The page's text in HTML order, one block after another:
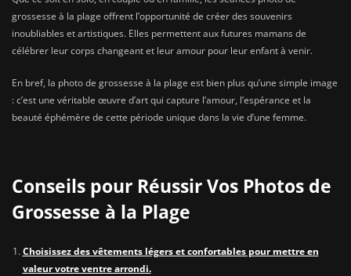
grossesse à la plage offrent l’opportunité de créer des souvenirs
inoubliables et artistiques. Elles permettent aux futures mamans de
célébrer leur corps changeant et leur amour pour leur enfant à venir.
En bref, la photo de grossesse à la plage est bien plus qu’une simple image
: c’est une véritable œuvre d’art qui capture l’amour, l’espérance et la
beauté éphémère de cette période unique dans la vie d’une femme.
Conseils pour Réussir Vos Photos de
Grossesse à la Plage
Choisissez des vêtements légers et confortables pour mettre en
valeur votre ventre arrondi.